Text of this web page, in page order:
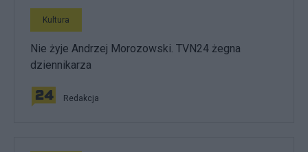
Kultura
Nie żyje Andrzej Morozowski. TVN24 żegna
dziennikarza
Redakcja